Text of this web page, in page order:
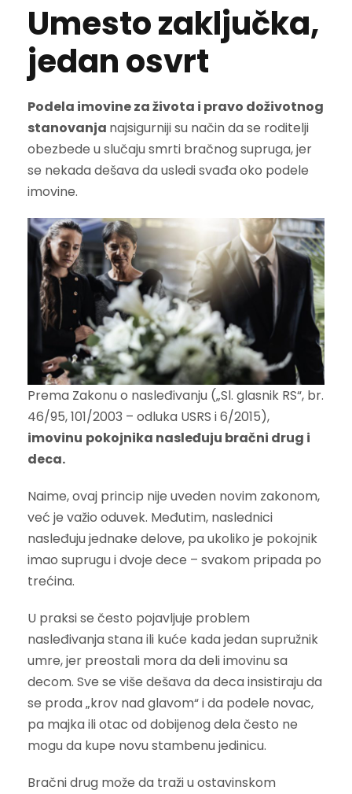
Umesto zaključka,
jedan osvrt
Podela imovine za života i pravo doživotnog
stanovanja najsigurniji su način da se roditelji
obezbede u slučaju smrti bračnog supruga, jer
se nekada dešava da usledi svađa oko podele
imovine.
Prema Zakonu o nasleđivanju („Sl. glasnik RS“, br.
46/95, 101/2003 – odluka USRS i 6/2015),
imovinu pokojnika nasleđuju bračni drug i
deca.
Naime, ovaj princip nije uveden novim zakonom,
već je važio oduvek. Međutim, naslednici
nasleđuju jednake delove, pa ukoliko je pokojnik
imao suprugu i dvoje dece – svakom pripada po
trećina.
U praksi se često pojavljuje problem
nasleđivanja stana ili kuće kada jedan supružnik
umre, jer preostali mora da deli imovinu sa
decom. Sve se više dešava da deca insistiraju da
se proda „krov nad glavom“ i da podele novac,
pa majka ili otac od dobijenog dela često ne
mogu da kupe novu stambenu jedinicu.
Bračni drug može da traži u ostavinskom